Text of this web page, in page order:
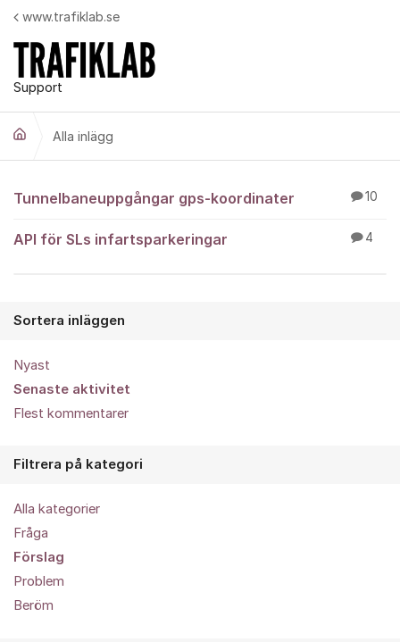
Hoppa till innehåll
Support
www.trafiklab.se
Alla inlägg
Alla inlägg
Tunnelbaneuppgångar gps-koordinater 10
API för SLs infartsparkeringar 4
Sortera inläggen
Nyast
Senaste aktivitet
Flest kommentarer
Filtrera på kategori
Alla kategorier
Fråga
Förslag
Problem
Beröm